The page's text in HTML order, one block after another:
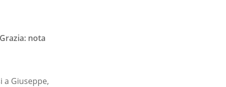
nota
a Giuseppe,